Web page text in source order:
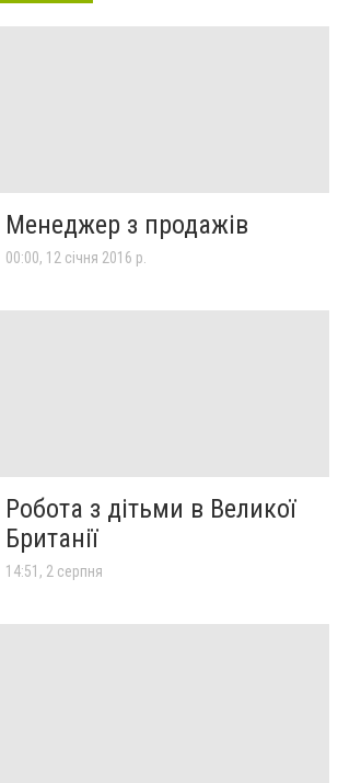
Менеджер з продажів
00:00, 12 січня 2016 р.
Робота з дітьми в Великої
Британії
14:51, 2 серпня